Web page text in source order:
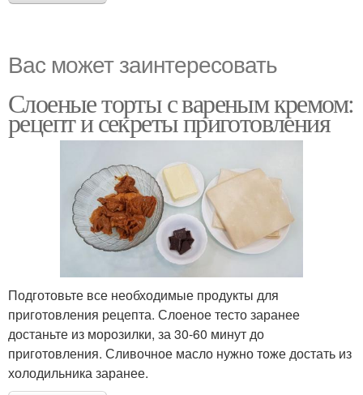
Вас может заинтересовать
Слоеные торты с вареным кремом:
рецепт и секреты приготовления
Подготовьте все необходимые продукты для
приготовления рецепта. Слоеное тесто заранее
достаньте из морозилки, за 30-60 минут до
приготовления. Сливочное масло нужно тоже достать из
холодильника заранее.